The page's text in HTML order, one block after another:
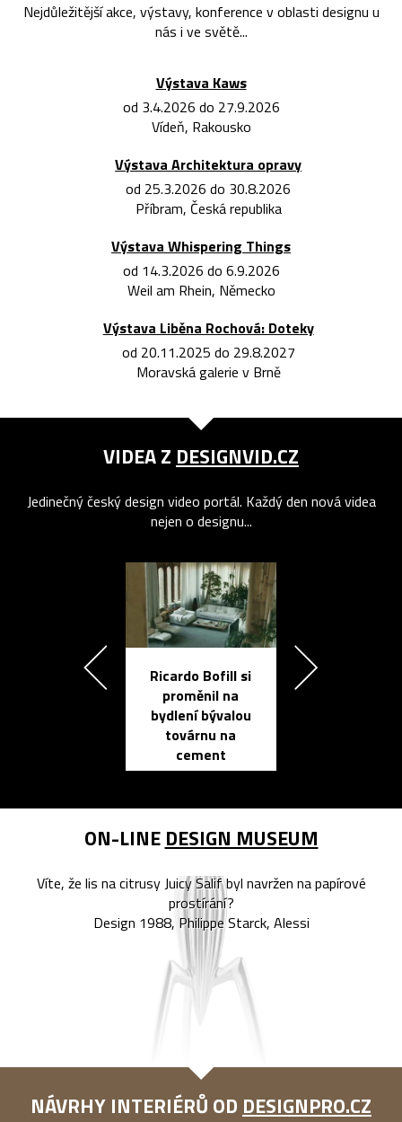
Nejdůležitější akce, výstavy, konference v oblasti designu u
nás i ve světě...
Výstava Kaws
od 3.4.2026 do 27.9.2026
Vídeň, Rakousko
Výstava Architektura opravy
od 25.3.2026 do 30.8.2026
Příbram, Česká republika
Výstava Whispering Things
od 14.3.2026 do 6.9.2026
Weil am Rhein, Německo
Výstava Liběna Rochová: Doteky
od 20.11.2025 do 29.8.2027
Moravská galerie v Brně
VIDEA Z DESIGNVID.CZ
Jedinečný český design video portál. Každý den nová videa
nejen o designu...
Ricardo Bofill si
proměnil na
bydlení bývalou
továrnu na
cement
ON-LINE DESIGN MUSEUM
Víte, že lis na citrusy Juicy Salif byl navržen na papírové
prostírání?
Design 1988, Philippe Starck, Alessi
NÁVRHY INTERIÉRŮ OD DESIGNPRO.CZ